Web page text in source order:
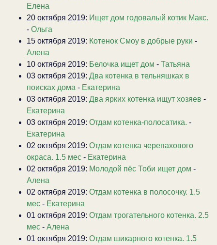
Елена
20 октября 2019: Ищет дом годовалый котик Макс.
- Ольга
15 октября 2019: Котенок Смоу в добрые руки -
Алена
10 октября 2019: Белочка ищет дом - Татьяна
03 октября 2019: Два котенка в тельняшках в
поисках дома - Екатерина
03 октября 2019: Два ярких котенка ищут хозяев -
Екатерина
03 октября 2019: Отдам котенка-полосатика. -
Екатерина
02 октября 2019: Отдам котенка черепахового
окраса. 1.5 мес - Екатерина
02 октября 2019: Молодой пёс Тоби ищет дом -
Алена
02 октября 2019: Отдам котенка в полосочку. 1.5
мес - Екатерина
01 октября 2019: Отдам трогательного котенка. 2.5
мес - Алена
01 октября 2019: Отдам шикарного котенка. 1.5